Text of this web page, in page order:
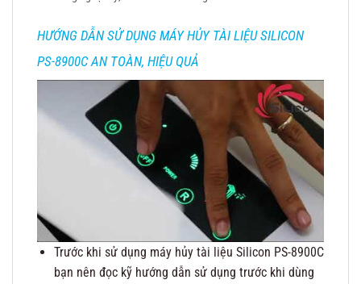
HƯỚNG DẪN SỬ DỤNG MÁY HỦY TÀI LIỆU SILICON
PS-8900C AN TOÀN, HIỆU QUẢ
Trước khi sử dụng máy hủy tài liệu Silicon PS-8900C
bạn nên đọc kỹ hướng dẫn sử dụng trước khi dùng